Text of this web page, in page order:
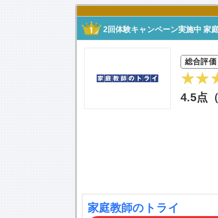
2回体験キャンペーン実施中 家
総合評価
4.5点
家庭教師のトライ